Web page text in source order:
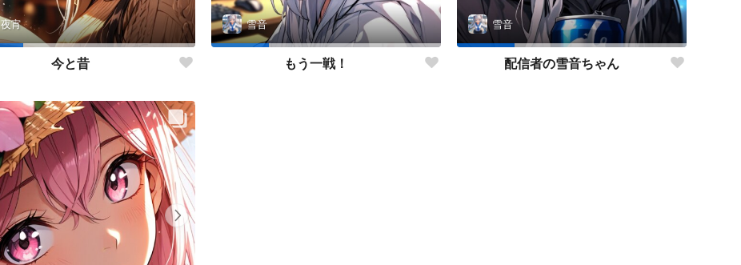
夜宵
今と昔
雪音
もう一戦！
雪音
配信者の雪音ちゃん